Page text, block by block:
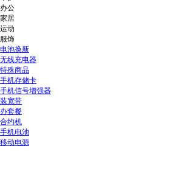
办公
家居
运动
服饰
电池换新
无线充电器
特殊商品
手机存储卡
手机信号增强器
装宽带
办套餐
合约机
手机电池
移动电源